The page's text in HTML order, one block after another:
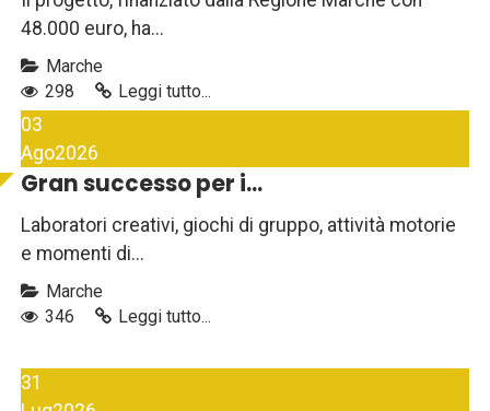
48.000 euro, ha...
Marche
298
Leggi tutto...
03
Ago2026
Gran successo per i...
Laboratori creativi, giochi di gruppo, attività motorie
e momenti di...
Marche
346
Leggi tutto...
31